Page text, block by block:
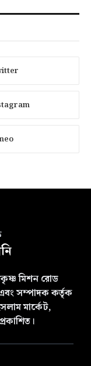
মিশন রোড
সম্পাদক কর্তৃক
মার্কেট,